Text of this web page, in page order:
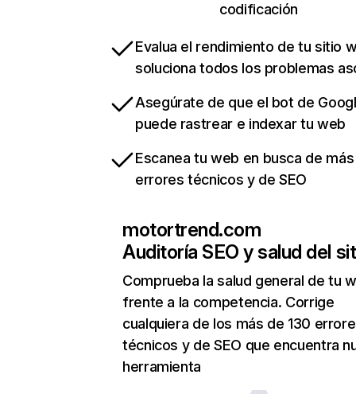
codificación
Evalua el rendimiento de tu sitio
soluciona todos los problemas
Asegúrate de que el bot de
puede rastrear e indexar tu web
Escanea tu web en busca de
errores técnicos y de SEO
motortrend.com
Auditoría SEO y salud del
Comprueba la salud general de tu
frente a la competencia. Corrige
cualquiera de los más de 130
técnicos y de SEO que encuentra
herramienta